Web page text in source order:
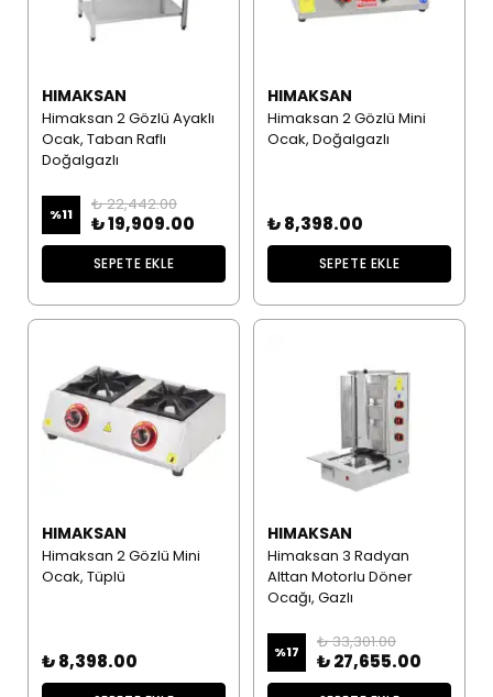
HIMAKSAN
Himaksan 2 Gözlü Ayaklı
Ocak, Taban Raflı
Doğalgazlı
%11
₺ 22,442.00
₺ 19,909.00
SEPETE EKLE
HIMAKSAN
Himaksan 2 Gözlü Mini
Ocak, Doğalgazlı
₺ 8,398.00
SEPETE EKLE
HIMAKSAN
Himaksan 2 Gözlü Mini
Ocak, Tüplü
₺ 8,398.00
HIMAKSAN
Himaksan 3 Radyan
Alttan Motorlu Döner
Ocağı, Gazlı
%17
₺ 33,301.00
₺ 27,655.00